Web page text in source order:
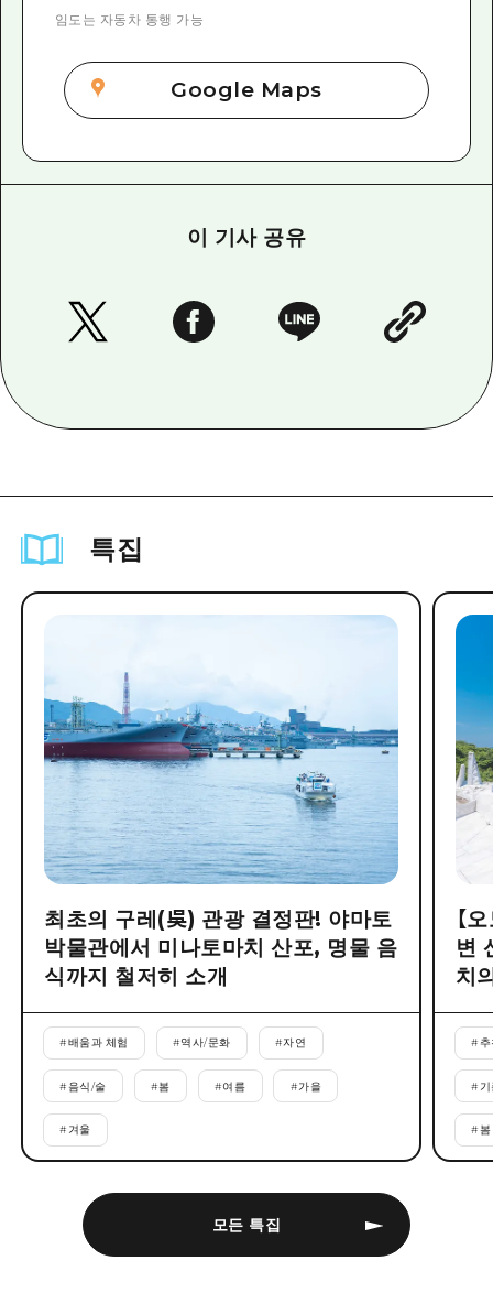
임도는 자동차 통행 가능
Google Maps
이 기사 공유
특집
모든 특집
최초의 구레(吳) 관광 결정판! 야마토
박물관에서 미나토마치 산포, 명물 음
식까지 철저히 소개
#배움과 체험 #역사/문화 #자연
#음식/술 #봄 #여름 #가을
# 겨울
【
변
치
#
#
#봄